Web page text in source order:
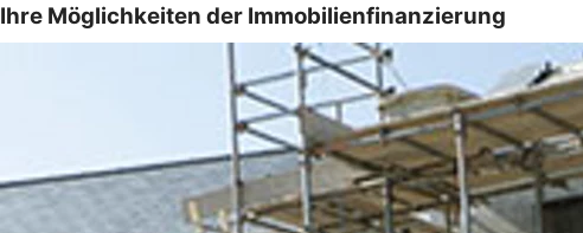
Ihre Möglichkeiten der Immobilienfinanzierung